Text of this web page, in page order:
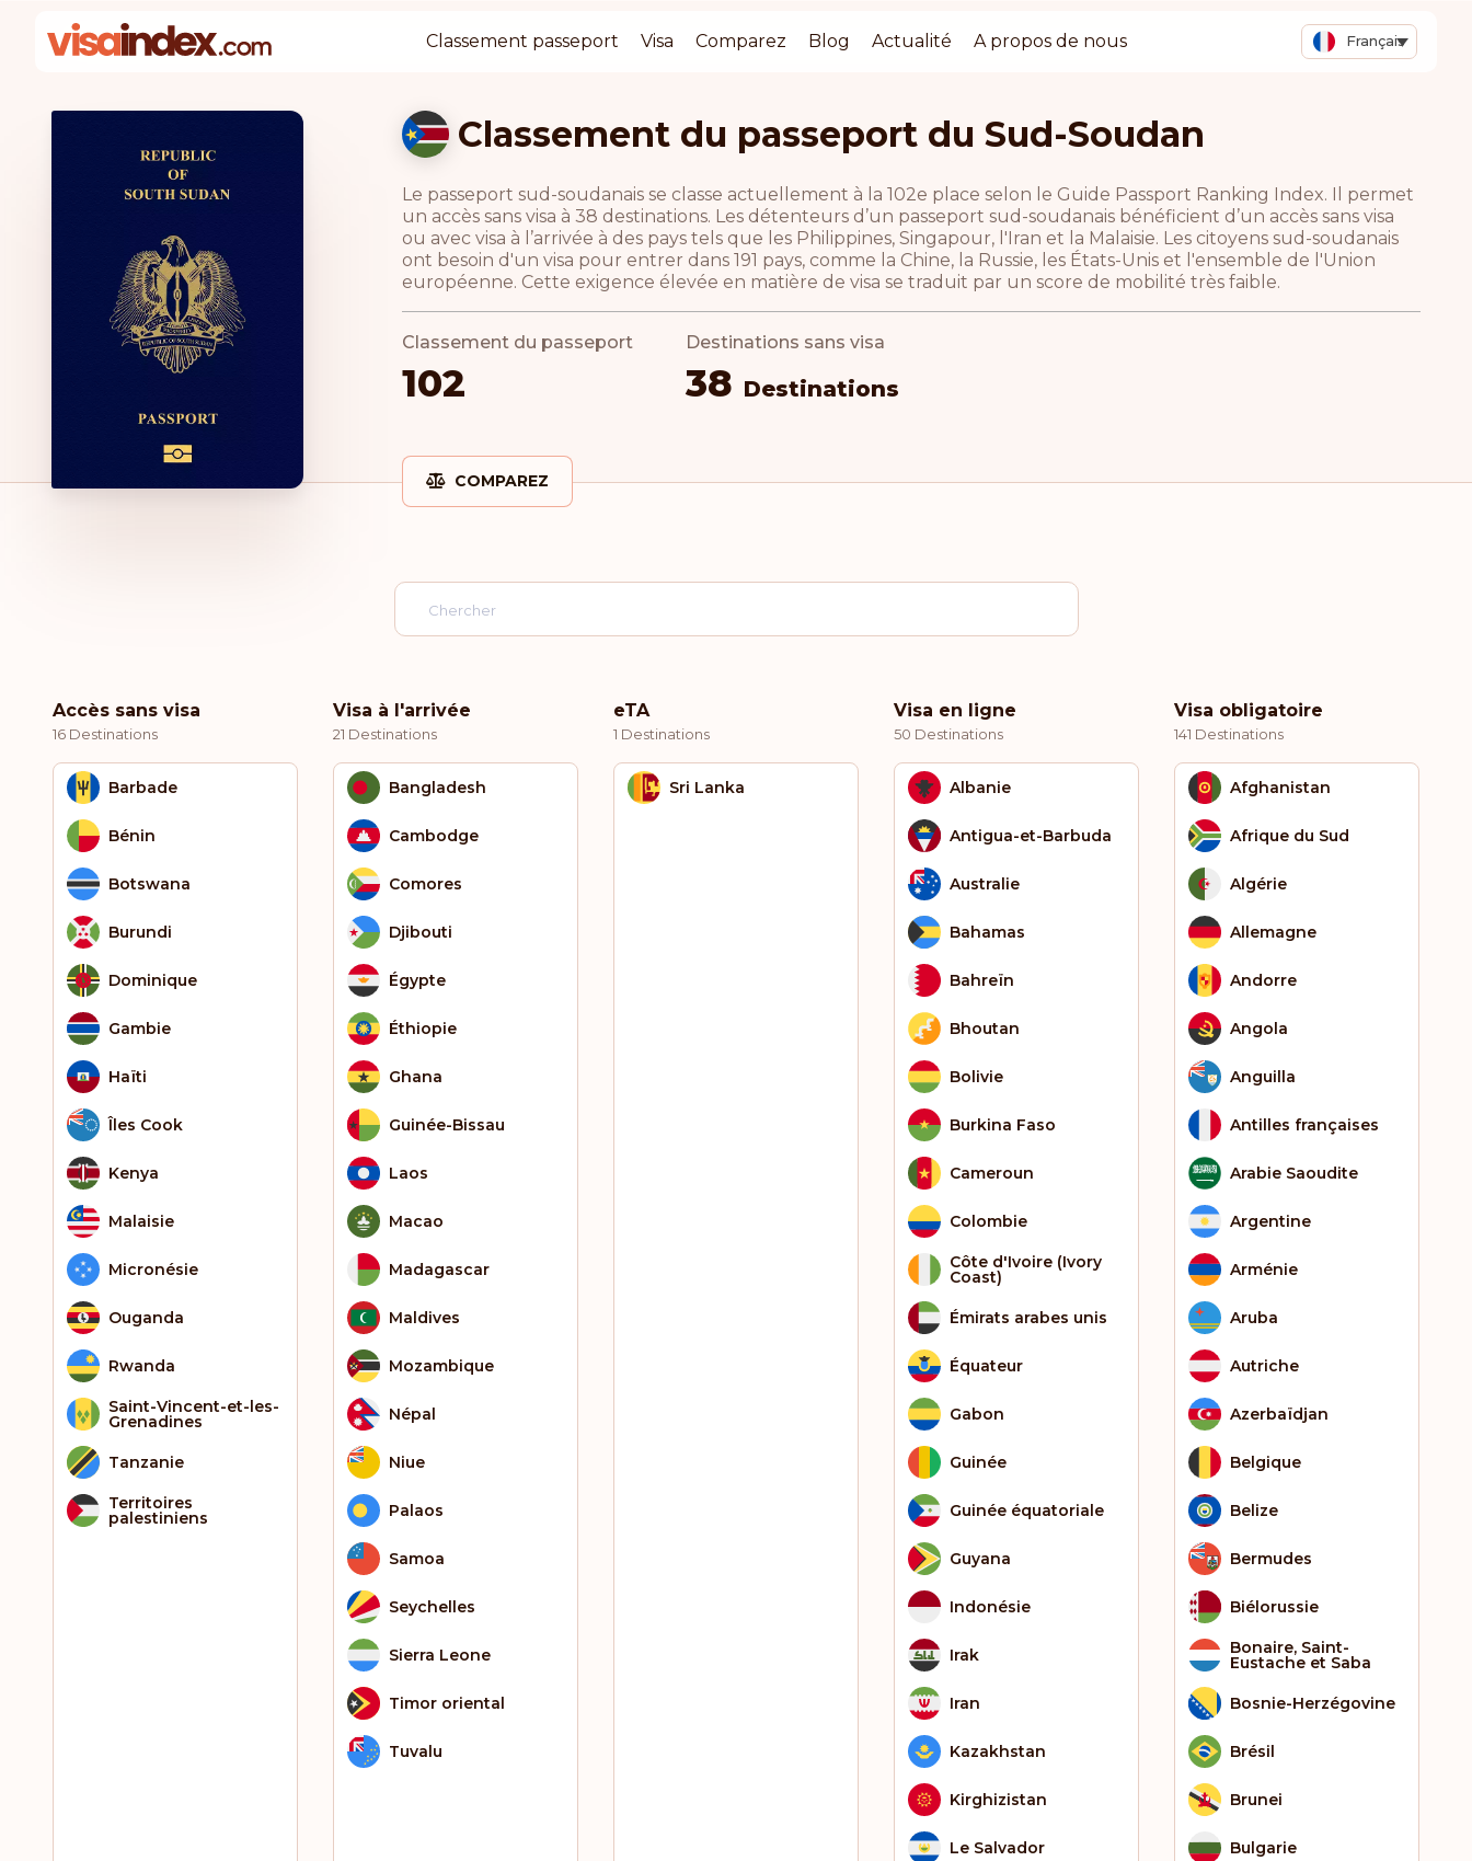
Français
Classement passeport Visa Comparez Blog Actualité A propos de nous
Classement du passeport du Sud-Soudan
Le passeport sud-soudanais se classe actuellement à la 102e place selon le Guide Passport Ranking Index. Il permet
un accès sans visa à 38 destinations. Les détenteurs d’un passeport sud-soudanais bénéficient d’un accès sans visa
ou avec visa à l’arrivée à des pays tels que les Philippines, Singapour, l'Iran et la Malaisie. Les citoyens sud-soudanais
ont besoin d'un visa pour entrer dans 191 pays, comme la Chine, la Russie, les États-Unis et l'ensemble de l'Union
européenne. Cette exigence élevée en matière de visa se traduit par un score de mobilité très faible.
Classement du passeport
102
Destinations sans visa
38 Destinations
COMPAREZ
Accès sans visa
16 Destinations
Barbade
Bénin
Botswana
Burundi
Dominique
Gambie
Haïti
Îles Cook
Kenya
Malaisie
Micronésie
Ouganda
Rwanda
Saint-Vincent-et-les-
Grenadines
Tanzanie
Territoires
palestiniens
Visa à l'arrivée
21 Destinations
Bangladesh
Cambodge
Comores
Djibouti
Égypte
Éthiopie
Ghana
Guinée-Bissau
Laos
Macao
Madagascar
Maldives
Mozambique
Népal
Niue
Palaos
Samoa
Seychelles
Sierra Leone
Timor oriental
Tuvalu
eTA
1 Destinations
Sri Lanka
Visa en ligne
50 Destinations
Albanie
Antigua-et-Barbuda
Australie
Bahamas
Bahreïn
Bhoutan
Bolivie
Burkina Faso
Cameroun
Colombie
Côte d'Ivoire (Ivory
Coast)
Émirats arabes unis
Équateur
Gabon
Guinée
Guinée équatoriale
Guyana
Indonésie
Irak
Iran
Kazakhstan
Kirghizistan
Le Salvador
Visa obligatoire
141 Destinations
Afghanistan
Afrique du Sud
Algérie
Allemagne
Andorre
Angola
Anguilla
Antilles françaises
Arabie Saoudite
Argentine
Arménie
Aruba
Autriche
Azerbaïdjan
Belgique
Belize
Bermudes
Biélorussie
Bonaire, Saint-
Eustache et Saba
Bosnie-Herzégovine
Brésil
Brunei
Bulgarie